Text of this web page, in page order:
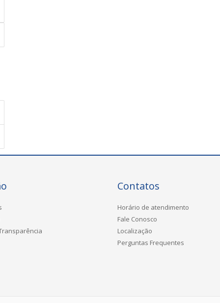
Contatos
Horário de atendimento
Fale Conosco
Localização
Perguntas Frequentes